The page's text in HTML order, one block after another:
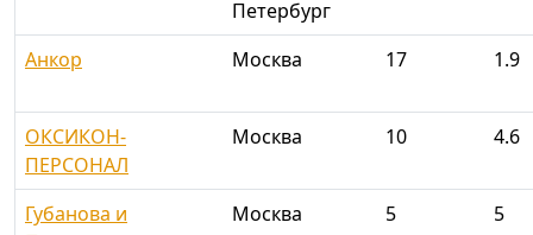
Петербург
Анкор Москва 17 1.9
ОКСИКОН-
ПЕРСОНАЛ
Москва 10 4.6
Губанова и
Москва 5 5